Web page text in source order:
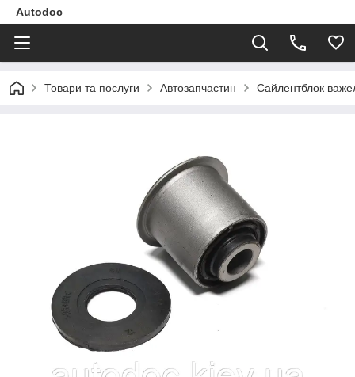
Autodoc
Товари та послуги Автозапчастин Сайлентблок